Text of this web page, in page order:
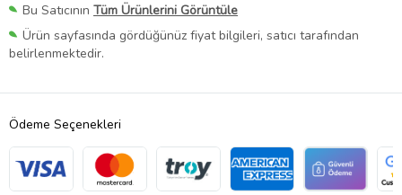
Bu Satıcının Tüm Ürünlerini Görüntüle
Ürün sayfasında gördüğünüz fiyat bilgileri, satıcı tarafından
belirlenmektedir.
Ödeme Seçenekleri